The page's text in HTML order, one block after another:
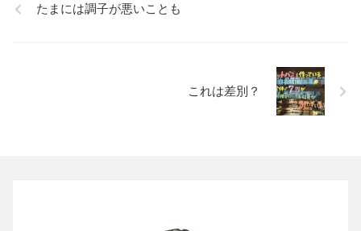
たまには調子が悪いことも
これは差別？